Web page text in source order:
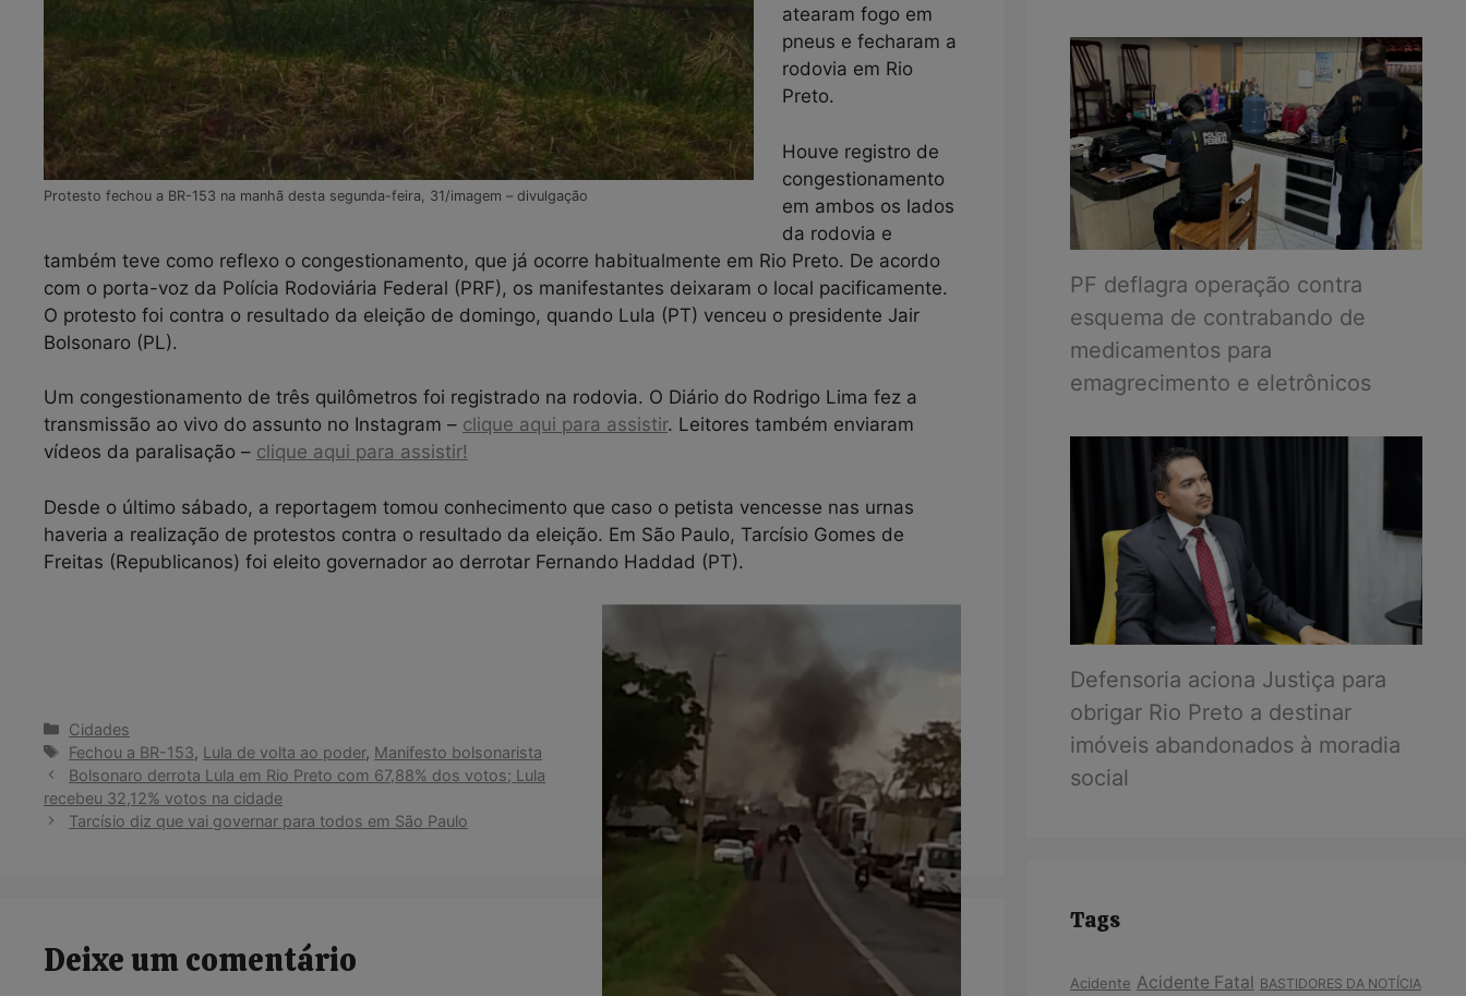
Protesto fechou a BR-153 na manhã desta segunda-feira, 31/imagem – divulgação
atearam fogo em
pneus e fecharam a
rodovia em Rio
Preto.
Houve registro de
congestionamento
em ambos os lados
da rodovia e
também teve como reflexo o congestionamento, que já ocorre habitualmente em Rio Preto. De acordo
com o porta-voz da Polícia Rodoviária Federal (PRF), os manifestantes deixaram o local pacificamente.
O protesto foi contra o resultado da eleição de domingo, quando Lula (PT) venceu o presidente Jair
Bolsonaro (PL).
Um congestionamento de três quilômetros foi registrado na rodovia. O Diário do Rodrigo Lima fez a
transmissão ao vivo do assunto no Instagram – clique aqui para assistir. Leitores também enviaram
vídeos da paralisação – clique aqui para assistir!
Desde o último sábado, a reportagem tomou conhecimento que caso o petista vencesse nas urnas
haveria a realização de protestos contra o resultado da eleição. Em São Paulo, Tarcísio Gomes de
Freitas (Republicanos) foi eleito governador ao derrotar Fernando Haddad (PT).
Categorias
Cidades
Tags
Fechou a BR-153, Lula de volta ao poder, Manifesto bolsonarista
Bolsonaro derrota Lula em Rio Preto com 67,88% dos votos; Lula
recebeu 32,12% votos na cidade
Tarcísio diz que vai governar para todos em São Paulo
Deixe um comentário
PF deflagra operação contra
esquema de contrabando de
medicamentos para
emagrecimento e eletrônicos
Defensoria aciona Justiça para
obrigar Rio Preto a destinar
imóveis abandonados à moradia
social
Tags
Acidente Acidente Fatal BASTIDORES DA NOTÍCIA